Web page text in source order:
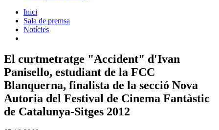
Inici
Sala de premsa
Notícies
El curtmetratge "Accident" d'Ivan
Panisello, estudiant de la FCC
Blanquerna, finalista de la secció Nova
Autoria del Festival de Cinema Fantàstic
de Catalunya-Sitges 2012